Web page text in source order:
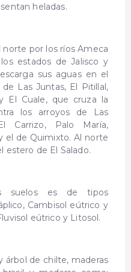
heladas.
por los ríos Ameca
estados de Jalisco y
sus aguas en el
Las Juntas, El Pitillal,
El Cuale, que cruza la
los arroyos de Las
Carrizo, Palo María,
el de Quimixto. Al norte
estero de El Salado.
suelos es de tipos
Cambisol eútrico y
eútrico y Litosol.
árbol de chilte, maderas